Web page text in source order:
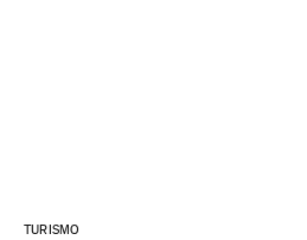
TURISMO